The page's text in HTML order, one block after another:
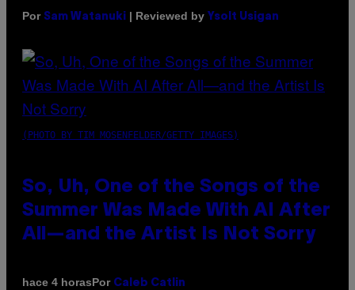
Por Sam Watanuki | Reviewed by Ysolt Usigan
(PHOTO BY TIM MOSENFELDER/GETTY IMAGES)
So, Uh, One of the Songs of the
Summer Was Made With AI After
All—and the Artist Is Not Sorry
hace 4 horasPor Caleb Catlin